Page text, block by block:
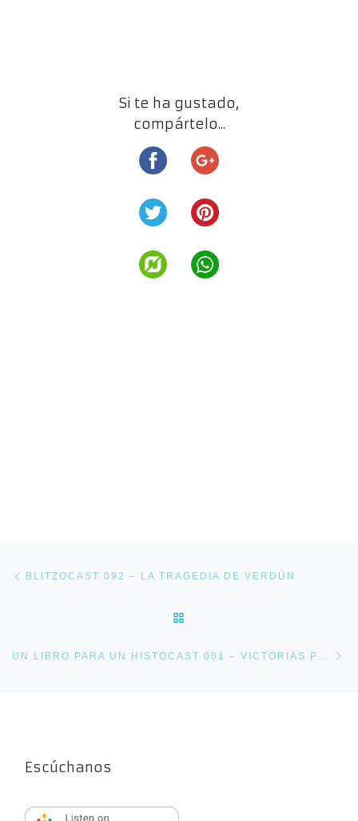
Si te ha gustado,
compártelo...
Navegación de entradas
BLITZOCAST 092 – LA TRAGEDIA DE VERDÚN
UN LIBRO PARA UN HISTOCAST 001 – VICTORIAS POR MAR DE LOS ESPAÑOLES
Escúchanos